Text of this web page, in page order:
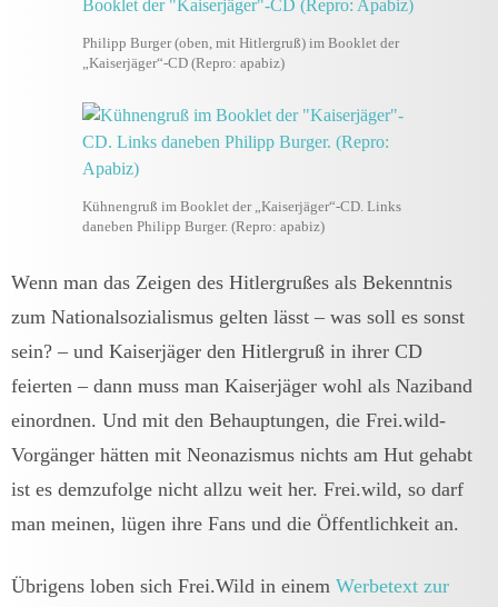
Philipp Burger (oben, mit Hitlergruß) im Booklet der
„Kaiserjäger“-CD (Repro: apabiz)
Kühnengruß im Booklet der „Kaiserjäger“-CD. Links
daneben Philipp Burger. (Repro: apabiz)
Wenn man das Zeigen des Hitlergrußes als Bekenntnis
zum Nationalsozialismus gelten lässt – was soll es sonst
sein? – und Kaiserjäger den Hitlergruß in ihrer CD
feierten – dann muss man Kaiserjäger wohl als Naziband
einordnen. Und mit den Behauptungen, die Frei.wild-
Vorgänger hätten mit Neonazismus nichts am Hut gehabt
ist es demzufolge nicht allzu weit her. Frei.wild, so darf
man meinen, lügen ihre Fans und die Öffentlichkeit an.
Übrigens loben sich Frei.Wild in einem Werbetext zur